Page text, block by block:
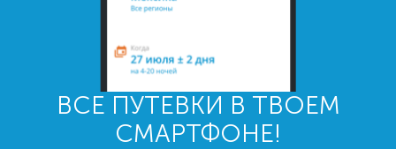
ВСЕ ПУТЕВКИ В ТВОЕМ
СМАРТФОНЕ!